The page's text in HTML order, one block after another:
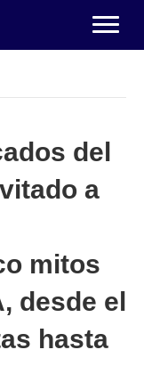
del
a
mitos
desde el
hasta